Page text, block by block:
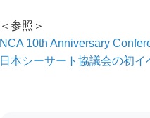
＜参照＞
NCA 10th Anniversary
日本シーサート協議会の初